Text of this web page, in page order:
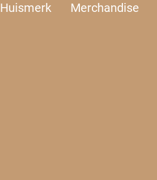
Huismerk Merchandise